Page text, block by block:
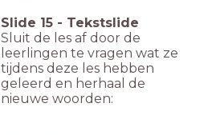
Slide 15 - Tekstslide
Sluit de les af door de
leerlingen te vragen wat ze
tijdens deze les hebben
geleerd en herhaal de
nieuwe woorden: